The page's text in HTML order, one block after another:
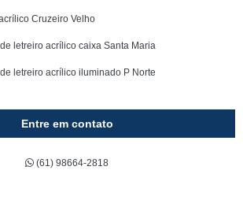
Cruzeiro Velho
letreiro acrílico caixa Santa Maria
letreiro acrílico iluminado P Norte
Entre em contato
(61) 98664-2818